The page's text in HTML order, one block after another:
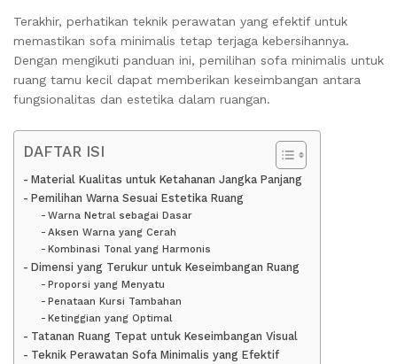
Terakhir, perhatikan teknik perawatan yang efektif untuk
memastikan sofa minimalis tetap terjaga kebersihannya.
Dengan mengikuti panduan ini, pemilihan sofa minimalis untuk
ruang tamu kecil dapat memberikan keseimbangan antara
fungsionalitas dan estetika dalam ruangan.
DAFTAR ISI
Material Kualitas untuk Ketahanan Jangka Panjang
Pemilihan Warna Sesuai Estetika Ruang
Warna Netral sebagai Dasar
Aksen Warna yang Cerah
Kombinasi Tonal yang Harmonis
Dimensi yang Terukur untuk Keseimbangan Ruang
Proporsi yang Menyatu
Penataan Kursi Tambahan
Ketinggian yang Optimal
Tatanan Ruang Tepat untuk Keseimbangan Visual
Teknik Perawatan Sofa Minimalis yang Efektif